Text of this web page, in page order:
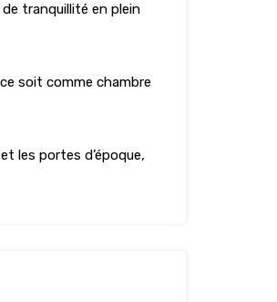
tranquillité en plein
soit comme chambre
les portes d’époque,